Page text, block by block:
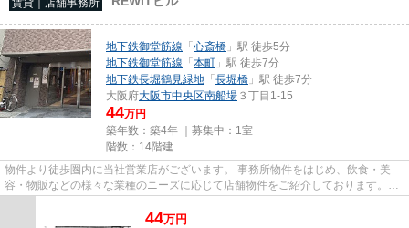
地下鉄御堂筋線 「心斎橋 」駅 徒歩5分
地下鉄御堂筋線 「本町 」駅 徒歩7分
地下鉄長堀鶴見緑地 「長堀橋 」駅 徒歩7分
大阪府大阪市中央区南船場 ３丁目1-15
44万円
築年数：築4年 ｜募集中： 1室
階数：14階建
物件より徒歩圏内に当社営業店がございます。 事務所物件をはじめ、飲食・美
容・物販などの様々な業種のニーズに応じて店舗物件をご紹介しております。
尚、弊社ではおとり広告は一切...
44万円